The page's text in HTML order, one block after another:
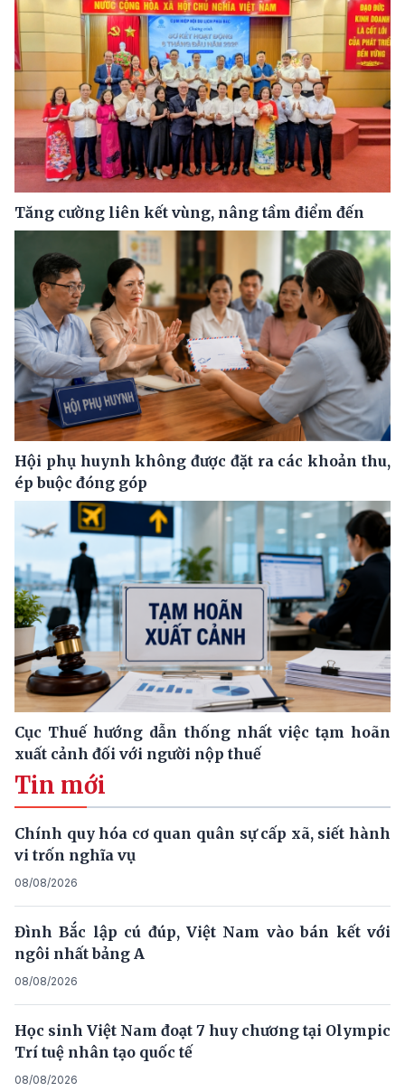
Tăng cường liên kết vùng, nâng tầm điểm đến
Hội phụ huynh không được đặt ra các khoản thu,
ép buộc đóng góp
Cục Thuế hướng dẫn thống nhất việc tạm hoãn
xuất cảnh đối với người nộp thuế
Tin mới
Chính quy hóa cơ quan quân sự cấp xã, siết hành
vi trốn nghĩa vụ
08/08/2026
Đình Bắc lập cú đúp, Việt Nam vào bán kết với
ngôi nhất bảng A
08/08/2026
Học sinh Việt Nam đoạt 7 huy chương tại Olympic
Trí tuệ nhân tạo quốc tế
08/08/2026